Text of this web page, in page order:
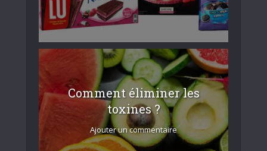
Comment éliminer les
toxines ?
Ajouter un commentaire